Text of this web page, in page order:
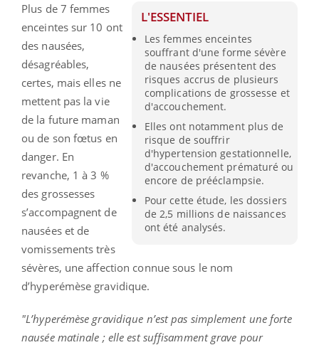
L'ESSENTIEL
Les femmes enceintes
souffrant d'une forme sévère
de nausées présentent des
risques accrus de plusieurs
complications de grossesse et
d'accouchement.
Elles ont notamment plus de
risque de souffrir
d'hypertension gestationnelle,
d'accouchement prématuré ou
encore de prééclampsie.
Pour cette étude, les dossiers
de 2,5 millions de naissances
ont été analysés.
Plus de 7 femmes
enceintes sur 10 ont
des nausées,
désagréables,
certes, mais elles ne
mettent pas la vie
de la future maman
ou de son fœtus en
danger. En
revanche, 1 à 3 %
des grossesses
s’accompagnent de
nausées et de
vomissements très
sévères, une affection connue sous le nom
d’hyperémèse gravidique.
"L’hyperémèse gravidique n’est pas simplement une forte
nausée matinale ; elle est suffisamment grave pour